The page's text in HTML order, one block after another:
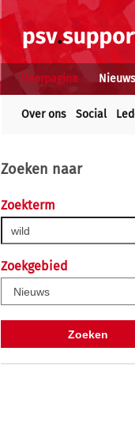
Voorpagina Nieuws
Over ons Social
Zoeken naar
Zoekterm
Zoekgebied